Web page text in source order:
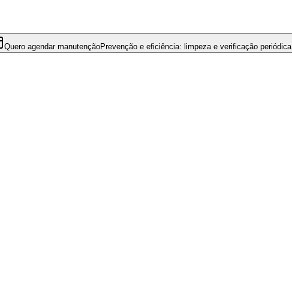
Quero agendar manutençãoPrevenção e eficiência: limpeza e verificação periódica.